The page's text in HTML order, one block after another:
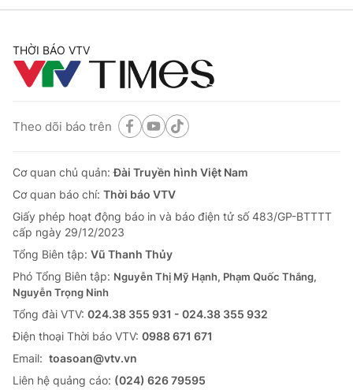
THỜI BÁO VTV
Theo dõi báo trên
Cơ quan chủ quản:Đài Truyền hình Việt Nam
Cơ quan báo chí: Thời báo VTV
Giấy phép hoạt động báo in và báo điện tử số 483/GP-BTTTT
cấp ngày 29/12/2023
Tổng Biên tập: Vũ Thanh Thủy
Phó Tổng Biên tập: Nguyễn Thị Mỹ Hạnh, Phạm Quốc Thắng,
Nguyễn Trọng Ninh
Tổng đài VTV: 024.38 355 931 - 024.38 355 932
Ðiện thoại Thời báo VTV: 0988 671 671
Email: toasoan@vtv.vn
Liên hệ quảng cáo: (024) 626 79595